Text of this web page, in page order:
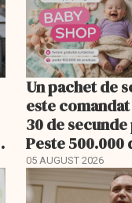
Un pachet de
este
30 de secunde
Peste 500.000
comenzi
bebeluși au
05 AUGUST 2026